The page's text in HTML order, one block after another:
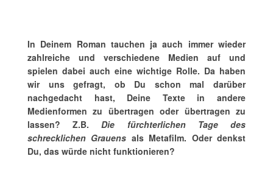
In Deinem Roman tauchen ja auch immer wieder
zahlreiche und verschiedene Medien auf und
spielen dabei auch eine wichtige Rolle. Da haben
wir uns gefragt, ob Du schon mal darüber
nachgedacht hast, Deine Texte in andere
Medienformen zu übertragen oder übertragen zu
lassen? Z.B.Die fürchterlichen Tage des
schrecklichen Grauens als Metafilm. Oder denkst
Du, das würde nicht funktionieren?